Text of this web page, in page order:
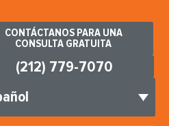
CONTÁCTANOS PARA UNA
CONSULTA GRATUITA
(212) 779-7070